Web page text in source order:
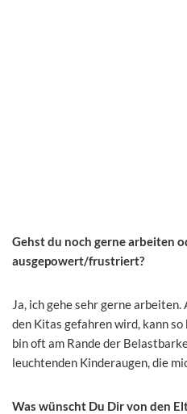
Gehst du noch gerne arbeiten
ausgepowert/frustriert?
Ja, ich gehe sehr gerne
den Kitas gefahren wird, kann
bin oft am Rande der
leuchtenden Kinderaugen, die
Was wünscht Du Dir von den